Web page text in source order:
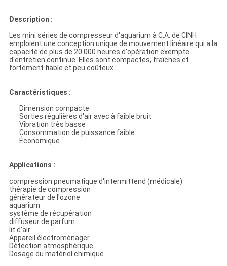
Description :
Les mini séries de compresseur d'aquarium à C.A. de CINH
emploient une conception unique de mouvement linéaire qui a la
capacité de plus de 20.000 heures d'opération exempte
d'entretien continue. Elles sont compactes, fraîches et
fortement fiable et peu coûteux.
Caractéristiques :
Dimension compacte
Sorties régulières d'air avec à faible bruit
Vibration très basse
Consommation de puissance faible
Économique
Applications :
compression pneumatique d'intermittend (médicale)
thérapie de compression
générateur de l'ozone
aquarium
système de récupération
diffuseur de parfum
lit d'air
Appareil électroménager
Détection atmosphérique
Dosage du matériel chimique